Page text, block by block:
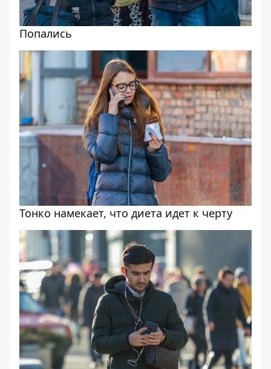
Попались
Тонко намекает, что диета идет к черту